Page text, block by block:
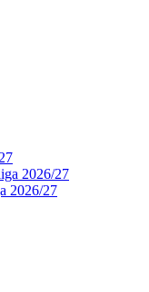
2026/27
2026/27